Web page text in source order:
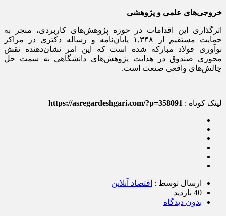
خروجی‌های علمی و پژوهشی
اثرگذاری این اقدامات در حوزه پژوهش‌های کاربردی، منجر به
حمایت مستقیم از ۱,۳۴۸ پایان‌نامه و رساله دکتری در مراکز
نوآوری فولاد مبارکه شده است که این امر نشان‌دهنده نقش
محوری صندوق در هدایت پژوهش‌های دانشگاهی به سمت حل
چالش‌های واقعی صنعت است.
لینک کوتاه : https://asregardeshgari.com/?p=358091
ارسال توسط : اقتصاد آنلاین
40 بازدید
بدون دیدگاه